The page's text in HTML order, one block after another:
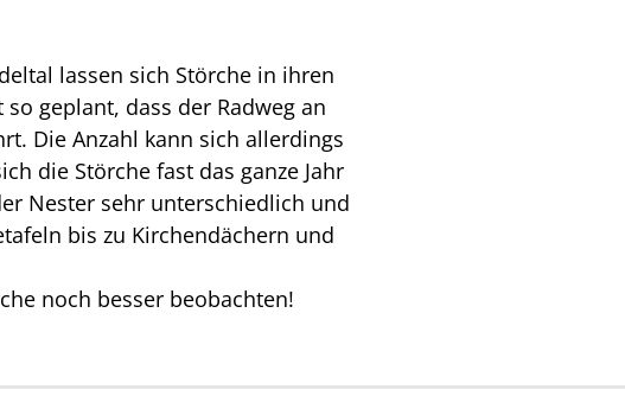
lassen sich Störche in ihren
geplant, dass der Radweg an
Die Anzahl kann sich allerdings
die Störche fast das ganze Jahr
Nester sehr unterschiedlich und
bis zu Kirchendächern und
noch besser beobachten!